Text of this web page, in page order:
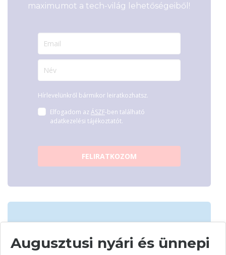
maximumot a tech-világ lehetőségeiből!
Hírlevelünkről bármikor leiratkozhatsz.
Elfogadom az ÁSZF-ben található
adatkezelési tájékoztatót.
FELIRATKOZOM
Augusztusi nyári és ünnepi